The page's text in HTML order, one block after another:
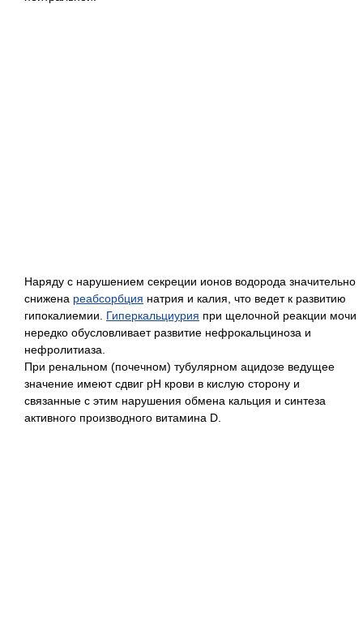
Наряду с нарушением секреции ионов водорода значительно
снижена реабсорбция натрия и калия, что ведет к развитию
гипокалиемии. Гиперкальциурия при щелочной реакции мочи
нередко обусловливает развитие нефрокальциноза и
нефролитиаза.
При ренальном (почечном) тубулярном ацидозе ведущее
значение имеют сдвиг рН крови в кислую сторону и
связанные с этим нарушения обмена кальция и синтеза
активного производного витамина D.